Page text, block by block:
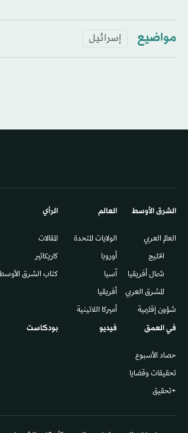
مواضيع إسرائيل
الشرق الأوسط​
العالم العربي
الخليج
شمال أفريقيا
المشرق العربي
شؤون إقليمية
العالم
الولايات المتحدة
أوروبا
آسيا
أفريقيا
أميركا اللاتينية
الرأي
المقالات
كاريكاتير
كتاب الشرق
في العمق
حصاد الأسبوع
تحقيقات وقضايا
+تحقيق
فيديو بودكاست